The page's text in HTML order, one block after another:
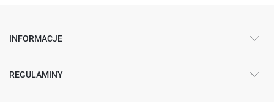
INFORMACJE
REGULAMINY